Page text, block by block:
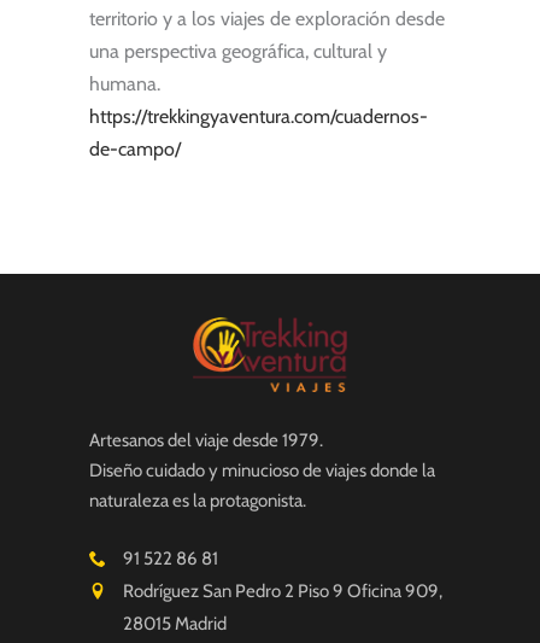
territorio y a los viajes de exploración desde
una perspectiva geográfica, cultural y
humana.
https://trekkingyaventura.com/cuadernos-
de-campo/
Artesanos del viaje desde 1979.
Diseño cuidado y minucioso de viajes donde la
naturaleza es la protagonista.
91 522 86 81
Rodríguez San Pedro 2 Piso 9 Oficina 909,
28015 Madrid